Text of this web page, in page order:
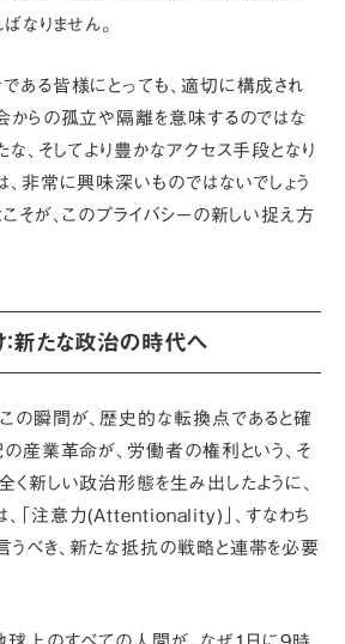
なりません。
ある皆様にとっても、適切に構成され
からの孤立や隔離を意味するのではな
、そしてより豊かなアクセス手段となり
、非常に興味深いものではないでしょう
そが、このプライバシーの新しい捉え方
新たな政治の時代へ
の瞬間が、歴史的な転換点であると確
産業革命が、労働者の権利という、そ
く新しい政治形態を生み出したように、
「注意力(Attentionality)」、すなわち
うべき、新たな抵抗の戦略と連帯を必要